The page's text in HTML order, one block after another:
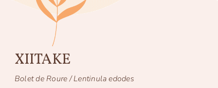
XIITAKE
Bolet de Roure / Lentinula edodes